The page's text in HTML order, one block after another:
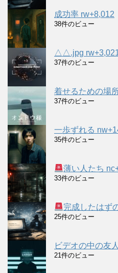
成功率 rw+8,012
38件のビュー
△△.jpg
37件のビュー
着せるための場
37件のビュー
一歩ずれる
35件のビュー
薄い人たち
33件のビュー
完成したはず
25件のビュー
ビデオの中の友
21件のビュー